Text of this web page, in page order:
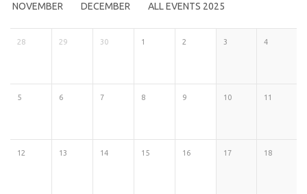
NOVEMBER DECEMBER ALL EVENTS 2025
28 29 30 1 2 3 4
5 6 7 8 9 10 11
12 13 14 15 16 17 18